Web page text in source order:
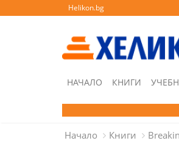
Helikon.bg
НАЧАЛО КНИГИ
Начало Книги